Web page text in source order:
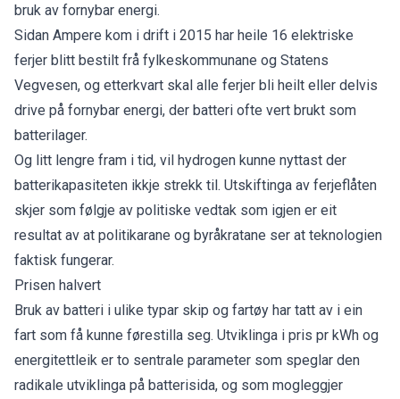
bruk av fornybar energi.
Sidan Ampere kom i drift i 2015 har heile 16 elektriske
ferjer blitt bestilt frå fylkeskommunane og Statens
Vegvesen, og etterkvart skal alle ferjer bli heilt eller delvis
drive på fornybar energi, der batteri ofte vert brukt som
batterilager.
Og litt lengre fram i tid, vil hydrogen kunne nyttast der
batterikapasiteten ikkje strekk til. Utskiftinga av ferjeflåten
skjer som følgje av politiske vedtak som igjen er eit
resultat av at politikarane og byråkratane ser at teknologien
faktisk fungerar.
Prisen halvert
Bruk av batteri i ulike typar skip og fartøy har tatt av i ein
fart som få kunne førestilla seg. Utviklinga i pris pr kWh og
energitettleik er to sentrale parameter som speglar den
radikale utviklinga på batterisida, og som mogleggjer